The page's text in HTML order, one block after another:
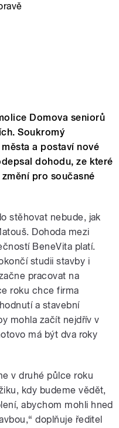
Domova seniorů
Soukromý
a postaví nové
dohodu, ze které
pro současné
stěhovat nebude, jak
Dohoda mezi
BeneVita platí.
studii stavby i
pracovat na
roku chce firma
a stavební
mohla začít nejdřív v
má být dva roky
v druhé půlce roku
kdy budeme vědět,
abychom mohli hned
doplňuje ředitel